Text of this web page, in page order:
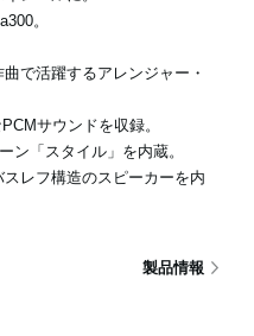
。
で活躍するアレンジャー・
サウンドを収録。
ン「スタイル」を内蔵。
スレフ構造のスピーカーを内
製品情報